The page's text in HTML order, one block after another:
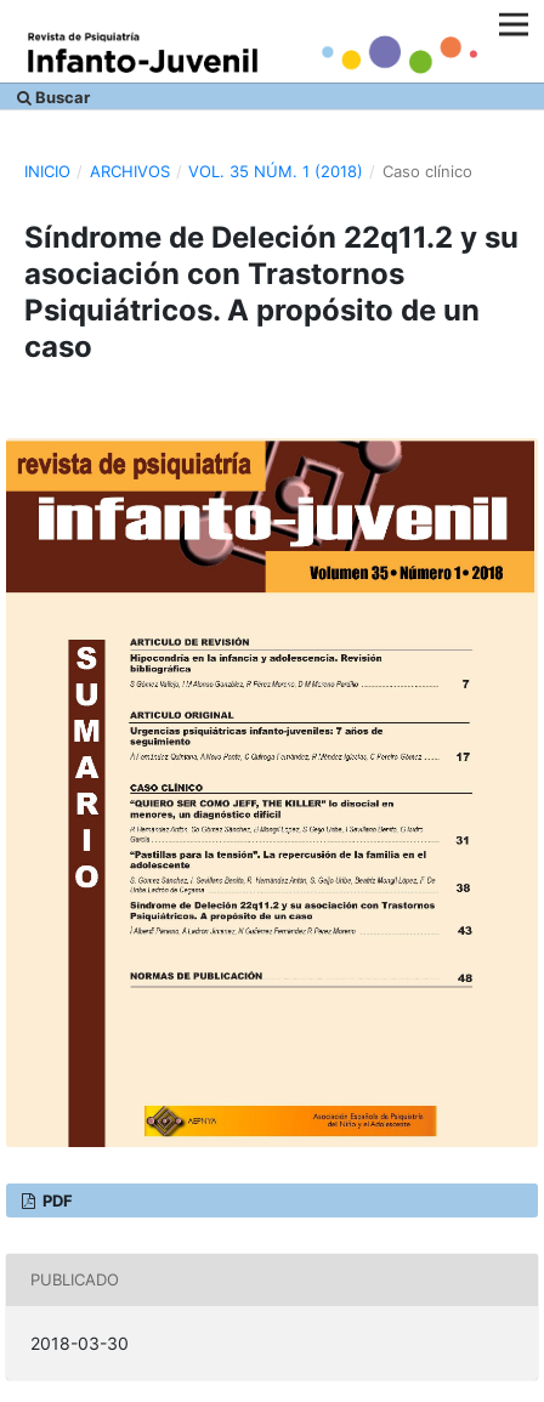
Buscar
INICIO / ARCHIVOS / VOL. 35 NÚM. 1 (2018) / Caso clínico
Síndrome de Deleción 22q11.2 y su
asociación con Trastornos
Psiquiátricos. A propósito de un
caso
PDF
PUBLICADO
2018-03-30